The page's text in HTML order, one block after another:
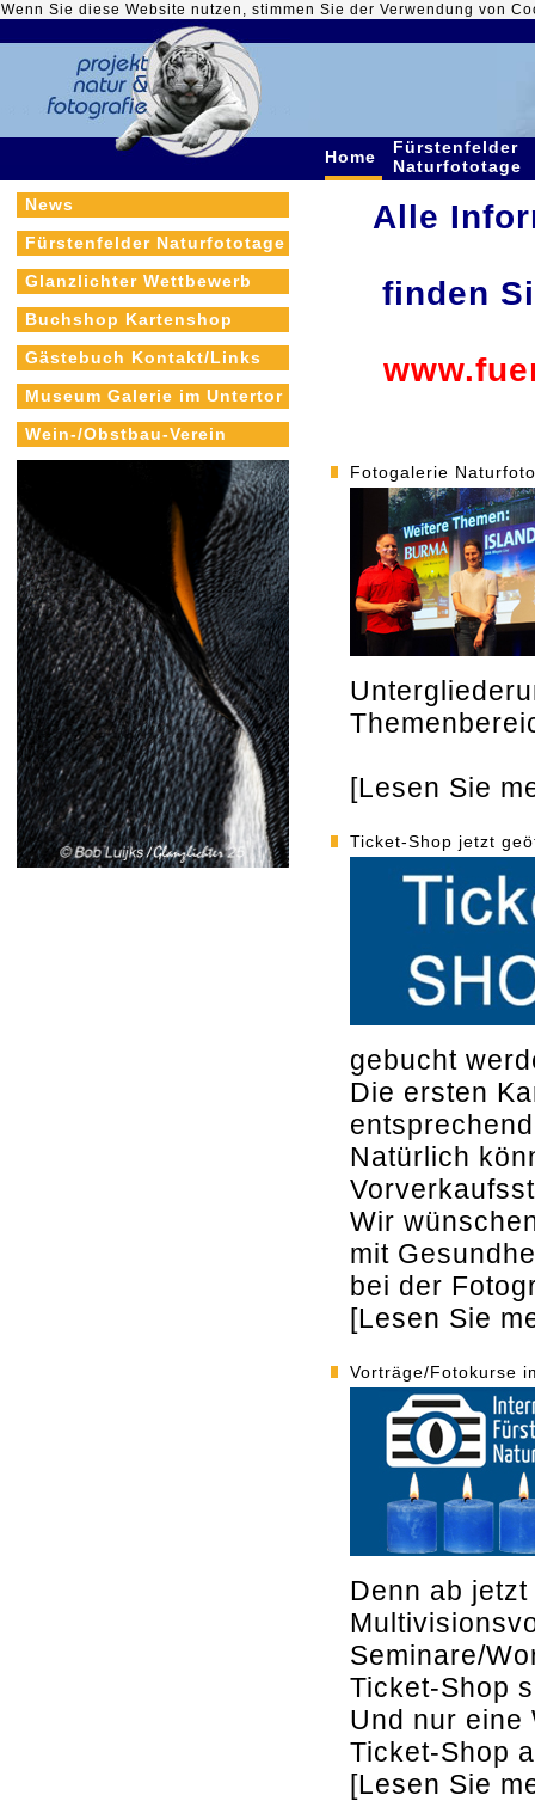
Wenn Sie diese Website nutzen, stimmen Sie der Verwendung von
Home
Fürstenfelder
Naturfototage
News
Fürstenfelder Naturfototage
Glanzlichter Wettbewerb
Buchshop Kartenshop
Gästebuch Kontakt/Links
Museum Galerie im Untertor
Wein-/Obstbau-Verein
Alle
finden
Fotogalerie
[Lesen Sie
Ticket-Shop jetzt
gebucht
Die ersten
Natürlich
Wir
mit
bei der
[Lesen Sie
Vorträge/Fotokurse
Denn ab
Seminare/
Ticket-Shop
Und nur eine
Ticket-Shop
[Lesen Sie